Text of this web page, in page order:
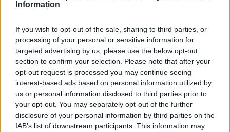
Information
If you wish to opt-out of the sale, sharing to third parties, or
processing of your personal or sensitive information for
targeted advertising by us, please use the below opt-out
section to confirm your selection. Please note that after your
opt-out request is processed you may continue seeing
interest-based ads based on personal information utilized by
us or personal information disclosed to third parties prior to
your opt-out. You may separately opt-out of the further
disclosure of your personal information by third parties on the
IAB’s list of downstream participants. This information may